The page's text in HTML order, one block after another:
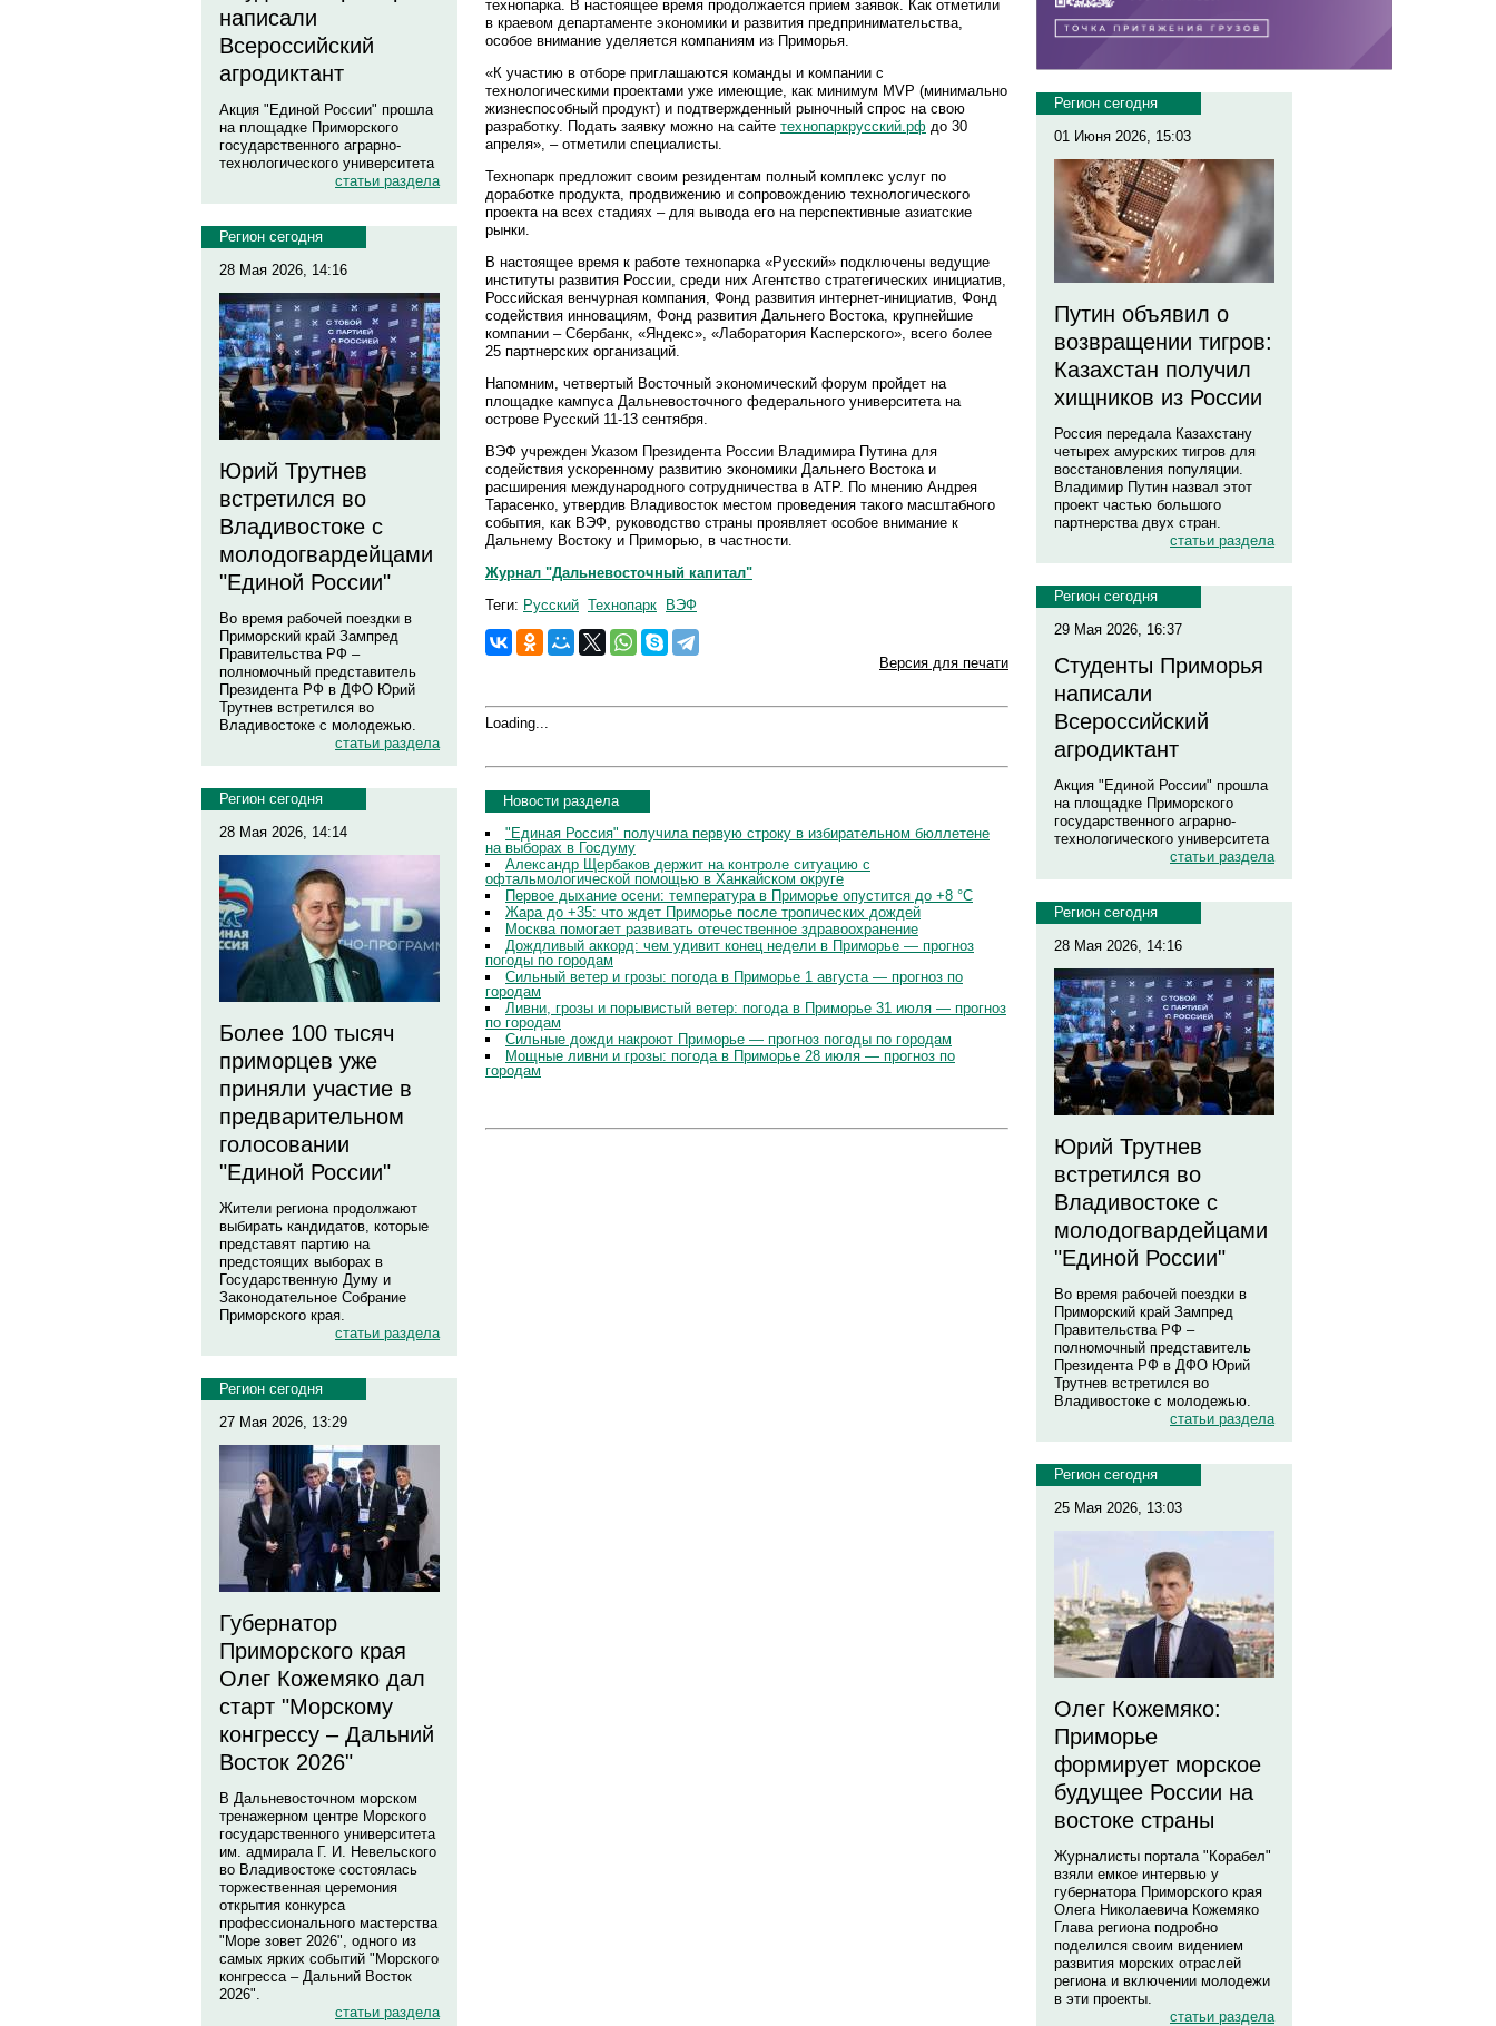
написали
Всероссийский
агродиктант
Акция "Единой России" прошла
на площадке Приморского
государственного аграрно-
технологического университета
статьи раздела
Регион сегодня
28 Мая 2026, 14:16
Юрий Трутнев
встретился во
Владивостоке с
молодогвардейцами
"Единой России"
Во время рабочей поездки в
Приморский край Зампред
Правительства РФ –
полномочный представитель
Президента РФ в ДФО Юрий
Трутнев встретился во
Владивостоке с молодежью.
статьи раздела
Регион сегодня
28 Мая 2026, 14:14
Более 100 тысяч
приморцев уже
приняли участие в
предварительном
голосовании
"Единой России"
Жители региона продолжают
выбирать кандидатов, которые
представят партию на
предстоящих выборах в
Государственную Думу и
Законодательное Собрание
Приморского края.
статьи раздела
Регион сегодня
27 Мая 2026, 13:29
Губернатор
Приморского края
Олег Кожемяко дал
старт "Морскому
конгрессу – Дальний
Восток 2026"
В Дальневосточном морском
тренажерном центре Морского
государственного университета
им. адмирала Г. И. Невельского
во Владивостоке состоялась
торжественная церемония
открытия конкурса
профессионального мастерства
"Море зовет 2026", одного из
самых ярких событий "Морского
конгресса – Дальний Восток
2026".
статьи раздела
технопарка. В настоящее время продолжается прием заявок. Как отметили
в краевом департаменте экономики и развития предпринимательства,
особое внимание уделяется компаниям из Приморья.
«К участию в отборе приглашаются команды и компании с
технологическими проектами уже имеющие, как минимум MVP (минимально
жизнеспособный продукт) и подтвержденный рыночный спрос на свою
разработку. Подать заявку можно на сайте технопаркрусский.рф до 30
апреля», – отметили специалисты.
Технопарк предложит своим резидентам полный комплекс услуг по
доработке продукта, продвижению и сопровождению технологического
проекта на всех стадиях – для вывода его на перспективные азиатские
рынки.
В настоящее время к работе технопарка «Русский» подключены ведущие
институты развития России, среди них Агентство стратегических инициатив,
Российская венчурная компания, Фонд развития интернет-инициатив, Фонд
содействия инновациям, Фонд развития Дальнего Востока, крупнейшие
компании – Сбербанк, «Яндекс», «Лаборатория Касперского», всего более
25 партнерских организаций.
Напомним, четвертый Восточный экономический форум пройдет на
площадке кампуса Дальневосточного федерального университета на
острове Русский 11-13 сентября.
ВЭФ учрежден Указом Президента России Владимира Путина для
содействия ускоренному развитию экономики Дальнего Востока и
расширения международного сотрудничества в АТР. По мнению Андрея
Тарасенко, утвердив Владивосток местом проведения такого масштабного
события, как ВЭФ, руководство страны проявляет особое внимание к
Дальнему Востоку и Приморью, в частности.
Журнал "Дальневосточный капитал"
Теги: Русский Технопарк ВЭФ
Версия для печати
Loading...
Новости раздела
"Единая Россия" получила первую строку в избирательном бюллетене
на выборах в Госдуму
Александр Щербаков держит на контроле ситуацию с
офтальмологической помощью в Ханкайском округе
Первое дыхание осени: температура в Приморье опустится до +8 °C
Жара до +35: что ждет Приморье после тропических дождей
Москва помогает развивать отечественное здравоохранение
Дождливый аккорд: чем удивит конец недели в Приморье — прогноз
погоды по городам
Сильный ветер и грозы: погода в Приморье 1 августа — прогноз по
городам
Ливни, грозы и порывистый ветер: погода в Приморье 31 июля — прогноз
по городам
Сильные дожди накроют Приморье — прогноз погоды по городам
Мощные ливни и грозы: погода в Приморье 28 июля — прогноз по
городам
Регион сегодня
01 Июня 2026, 15:03
Путин объявил о
возвращении тигров:
Казахстан получил
хищников из России
Россия передала Казахстану
четырех амурских тигров для
восстановления популяции.
Владимир Путин назвал этот
проект частью большого
партнерства двух стран.
статьи раздела
Регион сегодня
29 Мая 2026, 16:37
Студенты Приморья
написали
Всероссийский
агродиктант
Акция "Единой России" прошла
на площадке Приморского
государственного аграрно-
технологического университета
статьи раздела
Регион сегодня
28 Мая 2026, 14:16
Юрий Трутнев
встретился во
Владивостоке с
молодогвардейцами
"Единой России"
Во время рабочей поездки в
Приморский край Зампред
Правительства РФ –
полномочный представитель
Президента РФ в ДФО Юрий
Трутнев встретился во
Владивостоке с молодежью.
статьи раздела
Регион сегодня
25 Мая 2026, 13:03
Олег Кожемяко:
Приморье
формирует морское
будущее России на
востоке страны
Журналисты портала "Корабел"
взяли емкое интервью у
губернатора Приморского края
Олега Николаевича Кожемяко
Глава региона подробно
поделился своим видением
развития морских отраслей
региона и включении молодежи
в эти проекты.
статьи раздела